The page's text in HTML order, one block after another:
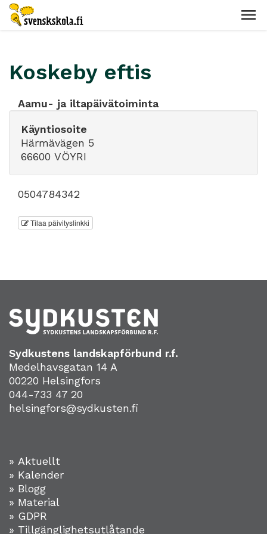
Koskeby eftis
Aamu- ja iltapäivätoiminta
Käyntiosoite
Härmävägen 5
66600 VÖYRI
0504784342
Tilaa päivityslinkki
Sydkustens landskapförbund r.f.
Medelhavsgatan 14 A
00220 Helsingfors
044-733 47 20
helsingfors@sydkusten.fi
» Aktuellt
» Kalender
» Blogg
» Material
» GDPR
» Tillgänglighetsutlåtande